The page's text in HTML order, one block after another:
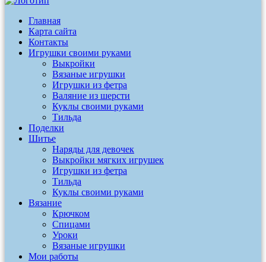
Главная
Карта сайта
Контакты
Игрушки своими руками
Выкройки
Вязаные игрушки
Игрушки из фетра
Валяние из шерсти
Куклы своими руками
Тильда
Поделки
Шитье
Наряды для девочек
Выкройки мягких игрушек
Игрушки из фетра
Тильда
Куклы своими руками
Вязание
Крючком
Спицами
Уроки
Вязаные игрушки
Мои работы